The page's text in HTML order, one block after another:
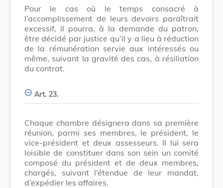
Pour le cas où le temps consacré à
l’accomplissement de leurs devoirs paraîtrait
excessif, il pourra, à la demande du patron,
être décidé par justice qu’il y a lieu à réduction
de la rémunération servie aux intéressés ou
même, suivant la gravité des cas, à résiliation
du contrat.
Art. 23.
Chaque chambre désignera dans sa première
réunion, parmi ses membres, le président, le
vice-président et deux assesseurs. Il lui sera
loisible de constituer dans son sein un comité
composé du président et de deux membres,
chargés, suivant l’étendue de leur mandat,
d’expédier les affaires.